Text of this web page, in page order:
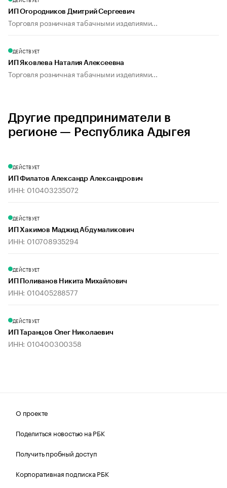
ИП Огородников Дмитрий Сергеевич
Торговля розничная табачными изделиями...
ДЕЙСТВУЕТ
ИП Яковлева Наталия Алексеевна
Торговля розничная табачными изделиями...
Другие предприниматели в
регионе — Республика Адыгея
ДЕЙСТВУЕТ
ИП Филатов Александр Александрович
ИНН: 010403235072
ДЕЙСТВУЕТ
ИП Хакимов Маджид Абдумаликович
ИНН: 010708935294
ДЕЙСТВУЕТ
ИП Поливанов Никита Михайлович
ИНН: 010405288577
ДЕЙСТВУЕТ
ИП Таранцов Олег Николаевич
ИНН: 010400300358
О проекте
Поделиться новостью на РБК
Получить пробный доступ
Корпоративная подписка РБК